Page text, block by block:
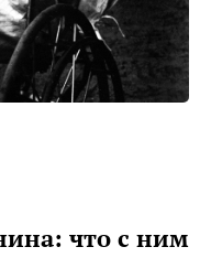
что с ним